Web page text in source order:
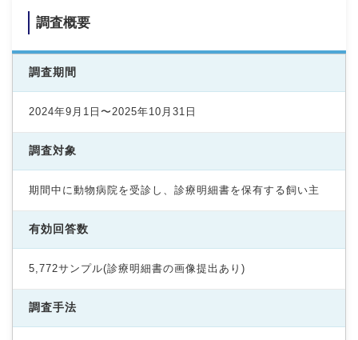
調査概要
調査期間
2024年9月1日〜2025年10月31日
調査対象
期間中に動物病院を受診し、診療明細書を保有する飼い主
有効回答数
5,772サンプル(診療明細書の画像提出あり)
調査手法